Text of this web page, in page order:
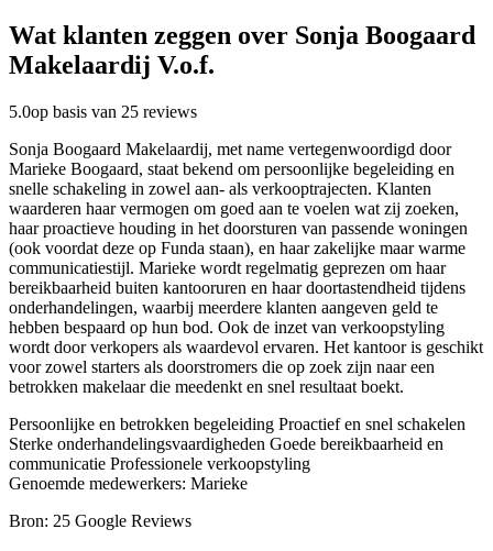
Wat klanten zeggen over Sonja Boogaard
Makelaardij V.o.f.
5.0op basis van 25 reviews
Sonja Boogaard Makelaardij, met name vertegenwoordigd door
Marieke Boogaard, staat bekend om persoonlijke begeleiding en
snelle schakeling in zowel aan- als verkooptrajecten. Klanten
waarderen haar vermogen om goed aan te voelen wat zij zoeken,
haar proactieve houding in het doorsturen van passende woningen
(ook voordat deze op Funda staan), en haar zakelijke maar warme
communicatiestijl. Marieke wordt regelmatig geprezen om haar
bereikbaarheid buiten kantooruren en haar doortastendheid tijdens
onderhandelingen, waarbij meerdere klanten aangeven geld te
hebben bespaard op hun bod. Ook de inzet van verkoopstyling
wordt door verkopers als waardevol ervaren. Het kantoor is geschikt
voor zowel starters als doorstromers die op zoek zijn naar een
betrokken makelaar die meedenkt en snel resultaat boekt.
Persoonlijke en betrokken begeleiding Proactief en snel schakelen
Sterke onderhandelingsvaardigheden Goede bereikbaarheid en
communicatie Professionele verkoopstyling
Genoemde medewerkers: Marieke
Bron: 25 Google Reviews